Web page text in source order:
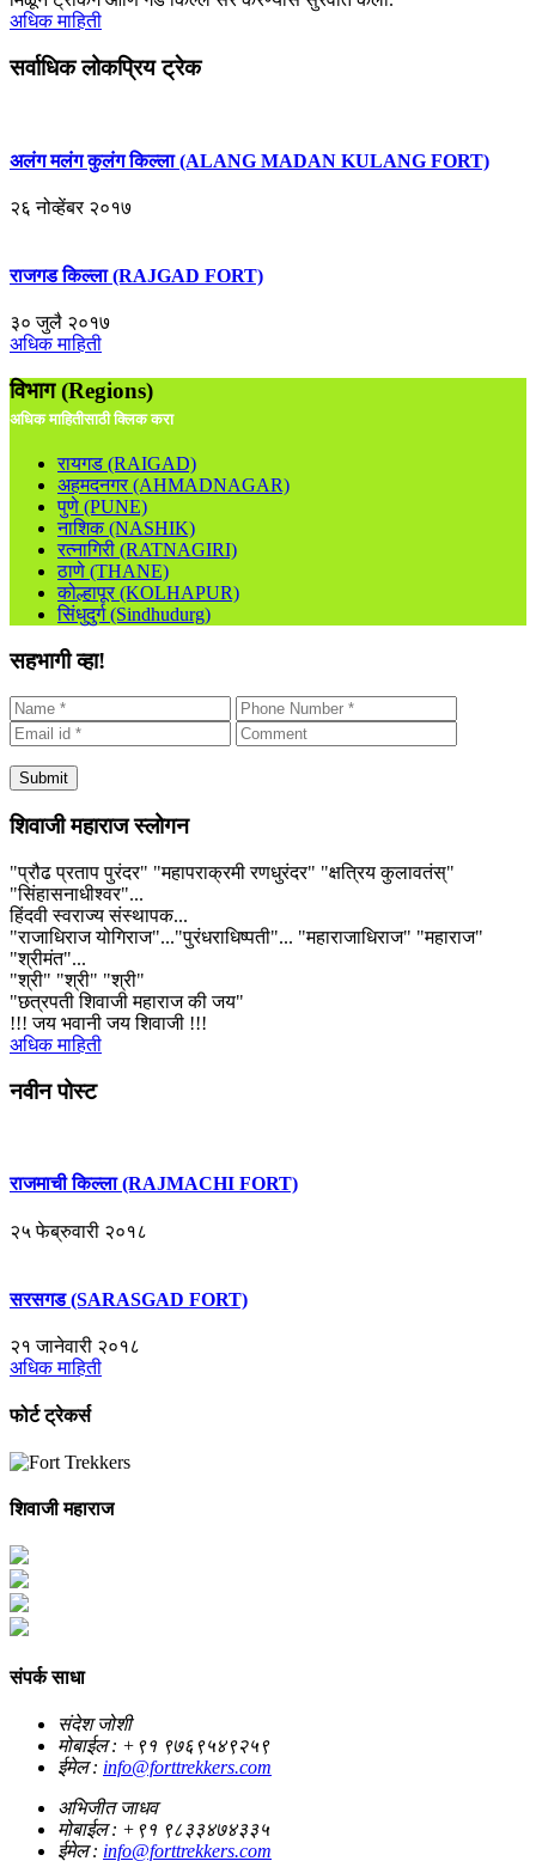
अधिक माहिती
सर्वाधिक लोकप्रिय ट्रेक
अलंग मलंग कुलंग किल्ला (ALANG MADAN KULANG FORT)
२६ नोव्हेंबर २०१७
राजगड किल्ला (RAJGAD FORT)
३० जुलै २०१७
अधिक माहिती
विभाग (Regions)
अधिक माहितीसाठी क्लिक करा
रायगड (RAIGAD)
अहमदनगर (AHMADNAGAR)
पुणे (PUNE)
नाशिक (NASHIK)
रत्नागिरी (RATNAGIRI)
ठाणे (THANE)
कोल्हापूर (KOLHAPUR)
सिंधुदुर्ग (Sindhudurg)
सहभागी व्हा!
शिवाजी महाराज स्लोगन
"प्रौढ प्रताप पुरंदर" "महापराक्रमी रणधुरंदर" "क्षत्रिय कुलावतंस्"
"सिंहासनाधीश्वर"...
हिंदवी स्वराज्य संस्थापक...
"राजाधिराज योगिराज"..."पुरंधराधिष्पती"... "महाराजाधिराज" "महाराज"
"श्रीमंत"...
"श्री" "श्री" "श्री"
"छत्रपती शिवाजी महाराज की जय"
!!! जय भवानी जय शिवाजी !!!
अधिक माहिती
नवीन पोस्ट
राजमाची किल्ला (RAJMACHI FORT)
२५ फेब्रुवारी २०१८
सरसगड (SARASGAD FORT)
२१ जानेवारी २०१८
अधिक माहिती
फोर्टट्रेकर्स
शिवाजी महाराज
संपर्कसाधा
संदेश जोशी
मोबाईल : +९१ ९७६९५४९२५९
ईमेल : info@forttrekkers.com
अभिजीत जाधव
मोबाईल : +९१ ९८३३४७४३३५
ईमेल : info@forttrekkers.com